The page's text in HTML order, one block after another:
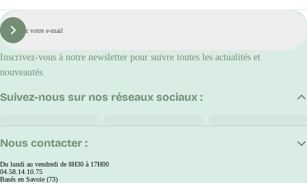
E-
mail
S'inscrire
Inscrivez-vous à notre newsletter pour suivre toutes les actualités et
nouveautés.
Nous contacter :
Du lundi au vendredi de 8H30 à 17H00
04.58.14.10.75
Basés en Savoie (73)
Suivez-nous sur nos réseaux sociaux :